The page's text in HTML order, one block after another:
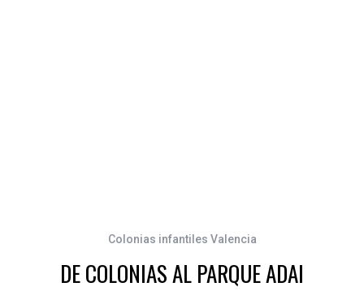
Colonias infantiles Valencia
DE COLONIAS AL PARQUE ADAI